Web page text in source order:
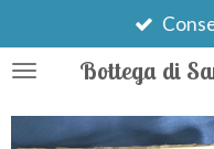
al
contenutoBottega di
Consegne settimanali